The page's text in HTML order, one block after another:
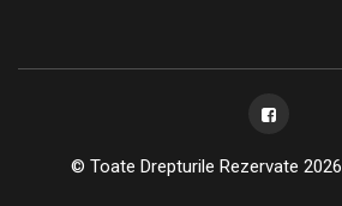
© Toate Drepturile Rezervate 2026